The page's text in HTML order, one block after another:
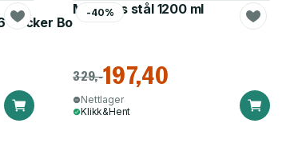
Sticker Booster
-40%
Matboks stål 1200 ml
329,-197,40
Nettlager
Klikk&Hent